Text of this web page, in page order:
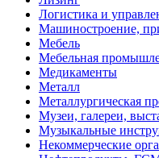
Логистика и
Машиностроение,
Мебель
Мебельная
Медикаменты
Металл
Металлургическая
Музеи, галереи,
Музыкальные
Некоммерческие